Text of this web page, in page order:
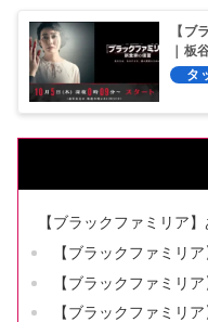
【ブ
｜板
【ブラックファミリア
【ブラックファミリ
【ブラックファミリ
【ブラックファミリ